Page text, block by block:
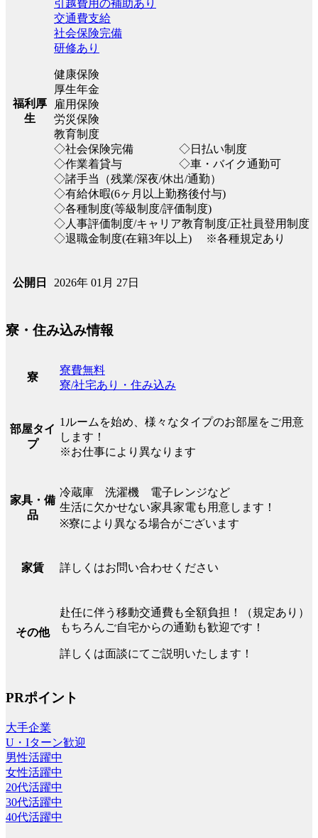
福利厚
生
引越費用の補助あり
交通費支給
社会保険完備
研修あり
健康保険
厚生年金
雇用保険
労災保険
教育制度
◇社会保険完備 ◇日払い制度
◇作業着貸与 ◇車・バイク通勤可
◇諸手当（残業/深夜/休出/通勤）
◇有給休暇(6ヶ月以上勤務後付与)
◇各種制度(等級制度/評価制度)
◇人事評価制度/キャリア教育制度/正社員登用制度
◇退職金制度(在籍3年以上) ※各種規定あり
公開日 2026年 01月 27日
寮・住み込み情報
寮
寮費無料
寮/社宅あり・住み込み
部屋タイ
プ
1ルームを始め、様々なタイプのお部屋をご用意
します！
※お仕事により異なります
家具・備
品
冷蔵庫 洗濯機 電子レンジなど
生活に欠かせない家具家電も用意します！
※寮により異なる場合がございます
家賃 詳しくはお問い合わせください
その他
赴任に伴う移動交通費も全額負担！（規定あり）
もちろんご自宅からの通勤も歓迎です！
詳しくは面談にてご説明いたします！
PRポイント
大手企業
U・Iターン歓迎
男性活躍中
女性活躍中
20代活躍中
30代活躍中
40代活躍中